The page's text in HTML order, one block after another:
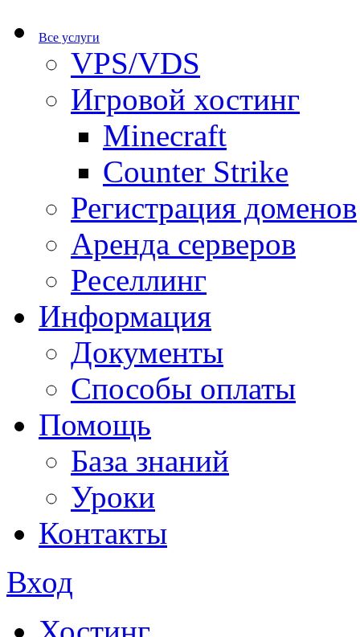
Все услуги
VPS/VDS
Игровой хостинг
Minecraft
Counter Strike
Регистрация доменов
Аренда серверов
Реселлинг
Информация
Документы
Способы оплаты
Помощь
База знаний
Уроки
Контакты
Вход